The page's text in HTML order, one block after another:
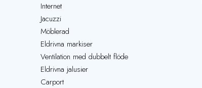
Internet
Jacuzzi
Möblerad
Eldrivna markiser
Ventilation med dubbelt flöde
Eldrivna jalusier
Carport